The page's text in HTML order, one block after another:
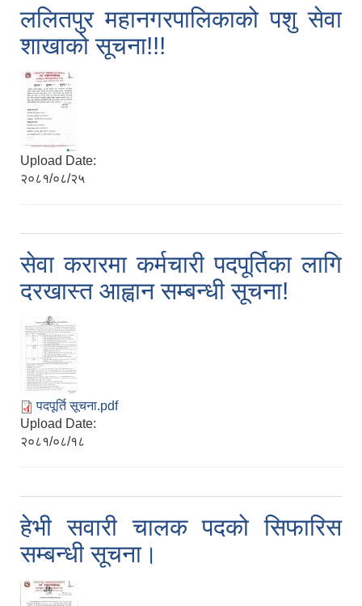
ललितपुर महानगरपालिकाको पशु सेवा
शाखाको सूचना!!!
Upload Date:
२०८१/०८/२५
सेवा करारमा कर्मचारी पदपूर्तिका लागि
दरखास्त आह्वान सम्बन्धी सूचना!
पदपूर्ति सूचना.pdf
Upload Date:
२०८१/०८/१८
हेभी सवारी चालक पदको सिफारिस
सम्बन्धी सूचना।